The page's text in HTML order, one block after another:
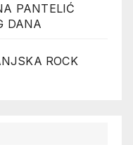
PANTELIĆ
DANA
ROCK